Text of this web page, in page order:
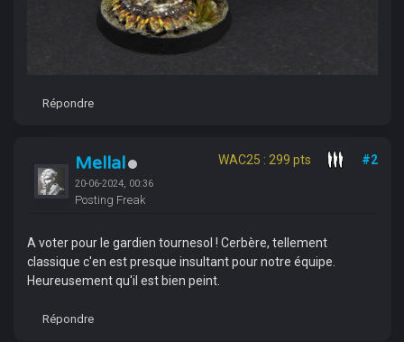
Répondre
Mellal
20-06-2024, 00:36
Posting Freak
WAC25 : 299 pts #2
A voter pour le gardien tournesol ! Cerbère, tellement
classique c'en est presque insultant pour notre équipe.
Heureusement qu'il est bien peint.
Répondre